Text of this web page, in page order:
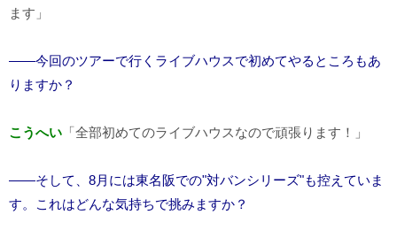
ます」
――今回のツアーで行くライブハウスで初めてやるところもあ
りますか？
こうへい 「全部初めてのライブハウスなので頑張ります！」
――そして、8月には東名阪での"対バンシリーズ"も控えていま
す。これはどんな気持ちで挑みますか？